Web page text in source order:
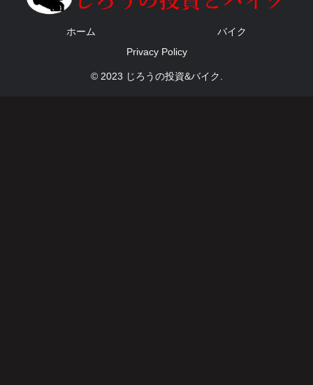
ホーム
バイク
Privacy Policy
© 2023 じろうの投資&バイク.